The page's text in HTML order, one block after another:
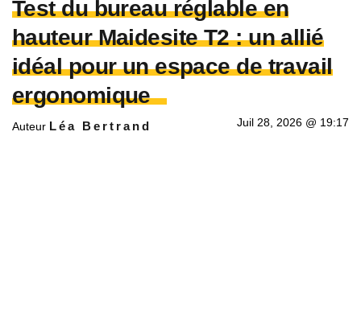
Test du bureau réglable en
hauteur Maidesite T2 : un allié
idéal pour un espace de travail
ergonomique
Auteur Léa Bertrand Juil 28, 2026 @ 19:17